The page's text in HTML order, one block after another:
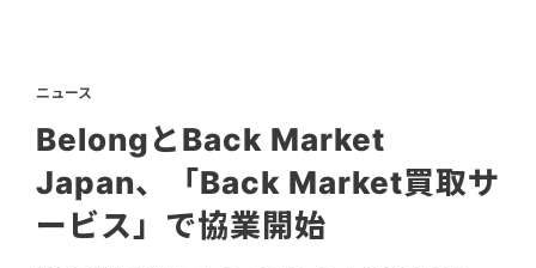
ニュース
BelongとBack Market
Japan、「Back Market買取サ
ービス」で協業開始